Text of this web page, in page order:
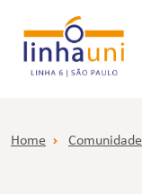
Home Comunidade